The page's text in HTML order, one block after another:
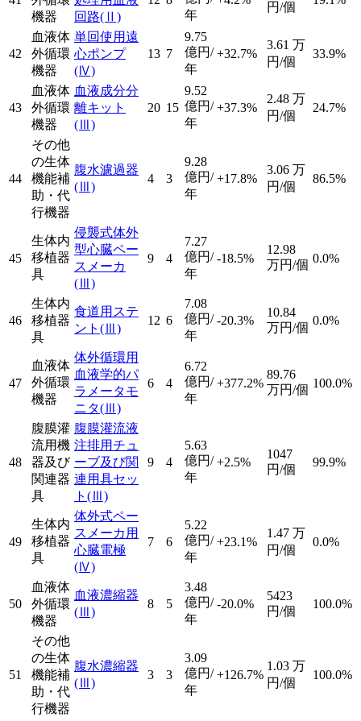
機器
回路(Ⅱ)
年
円/個
42
血液体
外循環
機器
単回使用遠
心ポンプ
(Ⅳ)
13 7
9.75
億円/
年
+32.7%
3.61 万
円/個
33.9%
43
血液体
外循環
機器
血液成分分
離キット
(Ⅲ)
20 15
9.52
億円/
年
+37.3%
2.48 万
円/個
24.7%
44
その他
の生体
機能補
助・代
行機器
腹水濾過器
(Ⅲ)
4 3
9.28
億円/
年
+17.8%
3.06 万
円/個
86.5%
45
生体内
移植器
具
侵襲式体外
型心臓ペー
スメーカ
(Ⅲ)
9 4
7.27
億円/
年
-18.5%
12.98
万円/個 0.0%
46
生体内
移植器
具
食道用ステ
ント (Ⅲ)
12 6
7.08
億円/
年
-20.3%
10.84
万円/個
0.0%
47
血液体
外循環
機器
体外循環用
血液学的パ
ラメータモ
ニタ(Ⅲ)
6 4
6.72
億円/
年
+377.2%
89.76
万円/個 100.0%
48
腹膜灌
流用機
器及び
関連器
具
腹膜灌流液
注排用チュ
ーブ及び関
連用具セッ
ト (Ⅲ)
9 4
5.63
億円/
年
+2.5%
1047
円/個
99.9%
49
生体内
移植器
具
体外式ペー
スメーカ用
心臓電極
(Ⅳ)
7 6
5.22
億円/
年
+23.1%
1.47 万
円/個
0.0%
50
血液体
外循環
機器
血液濃縮器
(Ⅲ)
8 5
3.48
億円/
年
-20.0%
5423
円/個
100.0%
51
その他
の生体
機能補
助・代
行機器
腹水濃縮器
(Ⅲ)
3 3
3.09
億円/
年
+126.7%
1.03 万
円/個
100.0%